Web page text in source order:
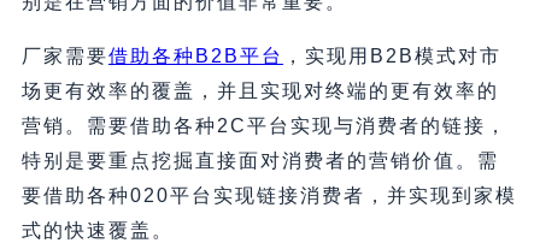
厂家需要借助各种B2B平台
，实现用B2B模式对市
场更有效率的覆盖，并且实现对终端的更有效率的
营销。需要借助各种2C平台实现与消费者的链接，
特别是要重点挖掘直接面对消费者的营销价值。需
要借助各种020平台实现链接消费者，并实现到家模
式的快速覆盖。